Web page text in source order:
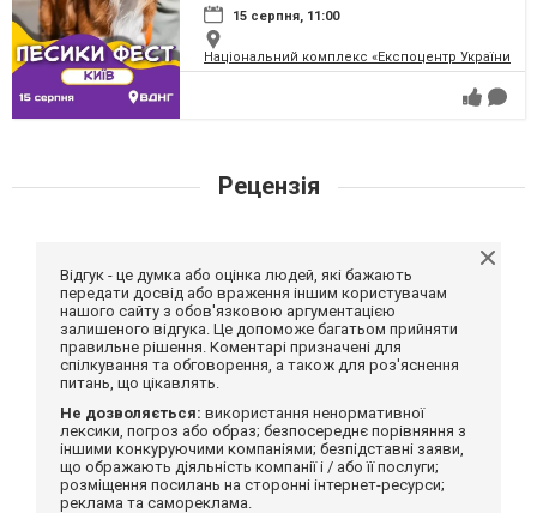
15 серпня, 11:00
Національний комплекс «Експоцентр України»
Рецензія
Відгук - це думка або оцінка людей, які бажають
передати досвід або враження іншим користувачам
нашого сайту з обов'язковою аргументацією
залишеного відгука. Це допоможе багатьом прийняти
правильне рішення. Коментарі призначені для
спілкування та обговорення, а також для роз'яснення
питань, що цікавлять.
Не дозволяється: використання ненормативної
лексики, погроз або образ; безпосереднє порівняння з
іншими конкуруючими компаніями; безпідставні заяви,
що ображають діяльність компанії і / або її послуги;
розміщення посилань на сторонні інтернет-ресурси;
реклама та самореклама.